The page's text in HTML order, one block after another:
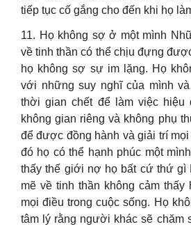
tiếp tục cố gắng cho đến khi họ
11. Họ không sợ ở một mình
về tinh thần có thể chịu đựng
họ không sợ sự im lặng. Họ
với những suy nghĩ của mình
thời gian chết để làm việc hiệu
không gian riêng và không phụ
để được đồng hành và giải trí
đó họ có thể hạnh phúc một
thấy thế giới nợ họ bất cứ thứ gì
mẽ về tinh thần không cảm
mọi điều trong cuộc sống. Họ
tâm lý rằng người khác sẽ chăm